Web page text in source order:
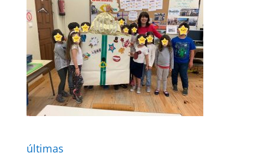
últimas